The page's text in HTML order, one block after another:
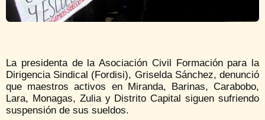
La presidenta de la Asociación Civil Formación para la
Dirigencia Sindical (Fordisi), Griselda Sánchez, denunció
que maestros activos en Miranda, Barinas, Carabobo,
Lara, Monagas, Zulia y Distrito Capital siguen sufriendo
suspensión de sus sueldos.